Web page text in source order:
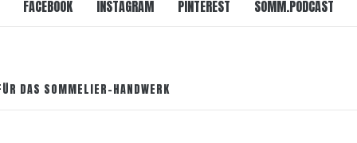
FACEBOOK INSTAGRAM PINTEREST SOMM.PODCAST
DAS SOMMELIER-HANDWERK